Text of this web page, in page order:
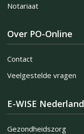
Notariaat
Over PO-Online
Contact
Veelgestelde vragen
E-WISE Nederland
Gezondheidszorg